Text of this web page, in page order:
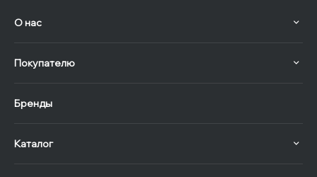
О нас
Покупателю
Бренды
Каталог